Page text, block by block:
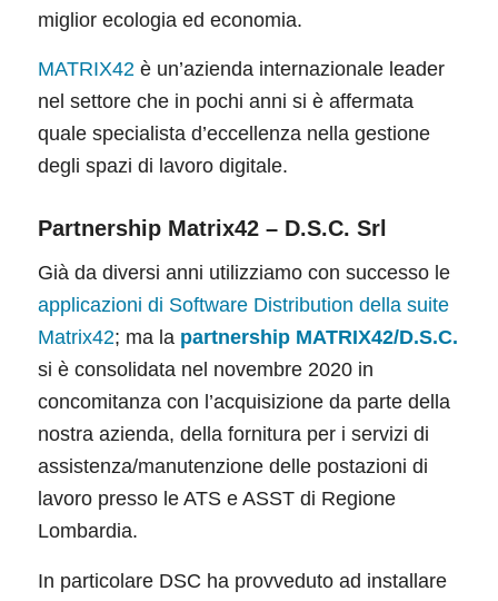
miglior ecologia ed economia.
MATRIX42è un’azienda internazionale leader
nel settore che in pochi anni si è affermata
quale specialista d’eccellenza nella gestione
degli spazi di lavoro digitale.
Partnership Matrix42 – D.S.C. Srl
Già da diversi anni utilizziamo con successo le
applicazioni di Software Distribution della suite
Matrix42; ma la partnership MATRIX42/D.S.C.
si è consolidata nel novembre 2020 in
concomitanza con l’acquisizione da parte della
nostra azienda, della fornitura per i servizi di
assistenza/manutenzione delle postazioni di
lavoro presso le ATS e ASST di Regione
Lombardia.
In particolare DSC ha provveduto ad installare